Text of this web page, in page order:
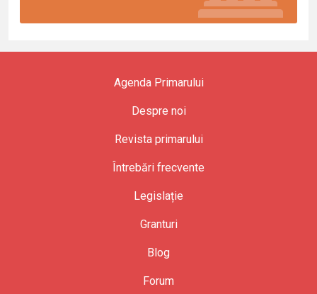
Agenda Primarului
Despre noi
Revista primarului
Întrebări frecvente
Legislație
Granturi
Blog
Forum